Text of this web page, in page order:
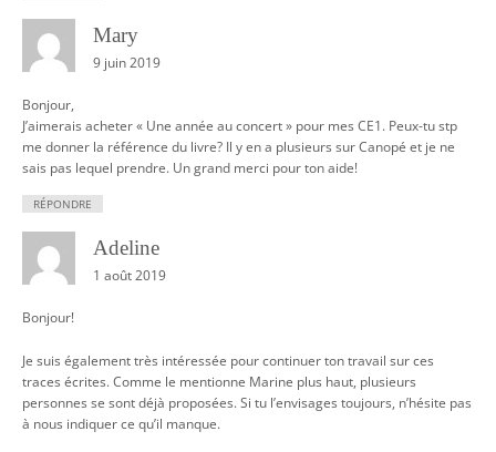
Mary
9 juin 2019
Bonjour,
J’aimerais acheter « Une année au concert » pour mes CE1. Peux-tu stp
me donner la référence du livre? Il y en a plusieurs sur Canopé et je ne
sais pas lequel prendre. Un grand merci pour ton aide!
RÉPONDRE
Adeline
1 août 2019
Bonjour!
Je suis également très intéressée pour continuer ton travail sur ces
traces écrites. Comme le mentionne Marine plus haut, plusieurs
personnes se sont déjà proposées. Si tu l’envisages toujours, n’hésite pas
à nous indiquer ce qu’il manque.